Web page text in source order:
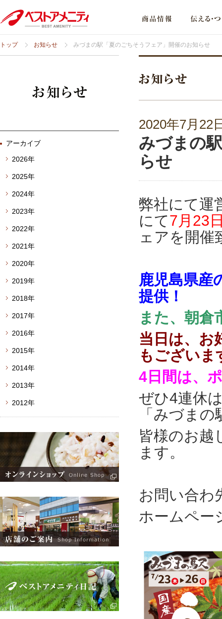
トップ お知らせ みづまの駅「夏のごちそうフェア」開催のお知らせ
2020年7月22
みづまの
らせ
弊社にて運
にて7月23
ェアを開催
鹿児島県産
提供！
また、朝倉
当日は、お
もございま
4日間は、
ぜひ4連休
「みづま
皆様のお越
ます。
お問い合
ホームペー
アーカイブ
2026年
2025年
2024年
2023年
2022年
2021年
2020年
2019年
2018年
2017年
2016年
2015年
2014年
2013年
2012年